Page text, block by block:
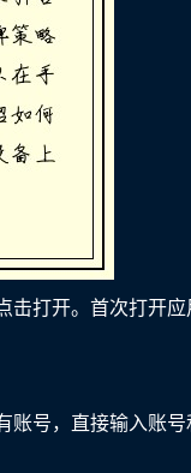
击打开。首次打开
账号，直接输入账